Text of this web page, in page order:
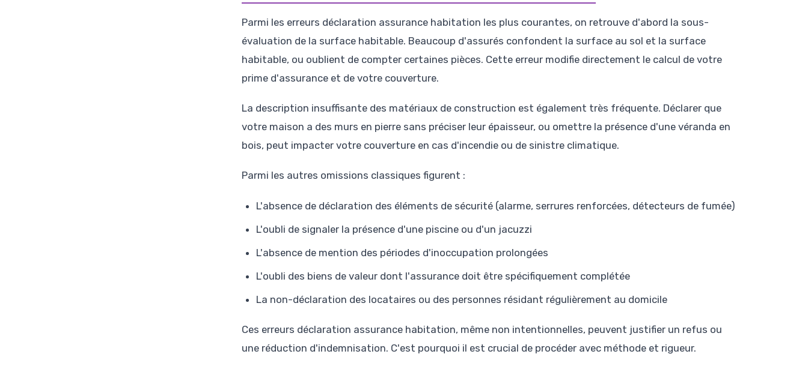
Parmi les erreurs déclaration assurance habitation les plus courantes, on retrouve d'abord la sous-
évaluation de la surface habitable. Beaucoup d'assurés confondent la surface au sol et la surface
habitable, ou oublient de compter certaines pièces. Cette erreur modifie directement le calcul de votre
prime d'assurance et de votre couverture.
La description insuffisante des matériaux de construction est également très fréquente. Déclarer que
votre maison a des murs en pierre sans préciser leur épaisseur, ou omettre la présence d'une véranda en
bois, peut impacter votre couverture en cas d'incendie ou de sinistre climatique.
Parmi les autres omissions classiques figurent :
L'absence de déclaration des éléments de sécurité (alarme, serrures renforcées, détecteurs de fumée)
L'oubli de signaler la présence d'une piscine ou d'un jacuzzi
L'absence de mention des périodes d'inoccupation prolongées
L'oubli des biens de valeur dont l'assurance doit être spécifiquement complétée
La non-déclaration des locataires ou des personnes résidant régulièrement au domicile
Ces erreurs déclaration assurance habitation, même non intentionnelles, peuvent justifier un refus ou
une réduction d'indemnisation. C'est pourquoi il est crucial de procéder avec méthode et rigueur.